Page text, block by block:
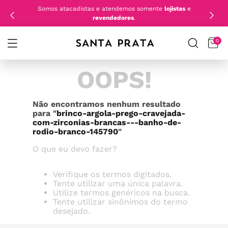
Somos atacadistas e atendemos somente lojistase
revendedores.
0
OOPS!
Não encontramos nenhum resultado
para "brinco-argola-prego-cravejada-
com-zirconias-brancas---banho-de-
rodio-branco-145790"
O que eu devo fazer?
Verifique os termos digitados.
Tente utilizar uma única palavra.
Utilize termos genéricos na busca.
Tente utilizar sinônimos do termo
desejado.